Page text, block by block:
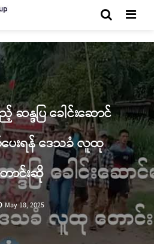
န္ဒပြ ခေါင်းဆောင်
ပေးရန် ဒေသခံ လူထု
ာင်းဆို
May 18, 2025